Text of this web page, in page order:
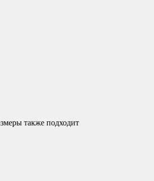
также подходит